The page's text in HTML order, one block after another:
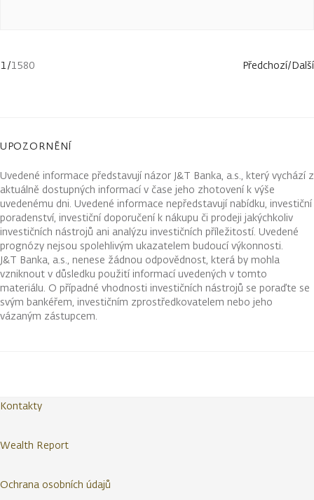
1/1580 Předchozí/Další
UPOZORNĚNÍ
Uvedené informace představují názor J&T Banka, a.s., který vychází z
aktuálně dostupných informací v čase jeho zhotovení k výše
uvedenému dni. Uvedené informace nepředstavují nabídku, investiční
poradenství, investiční doporučení k nákupu či prodeji jakýchkoliv
investičních nástrojů ani analýzu investičních příležitostí. Uvedené
prognózy nejsou spolehlivým ukazatelem budoucí výkonnosti.
J&T Banka, a.s., nenese žádnou odpovědnost, která by mohla
vzniknout v důsledku použití informací uvedených v tomto
materiálu. O případné vhodnosti investičních nástrojů se poraďte se
svým bankéřem, investičním zprostředkovatelem nebo jeho
vázaným zástupcem.
Kontakty
Wealth Report
Ochrana osobních údajů